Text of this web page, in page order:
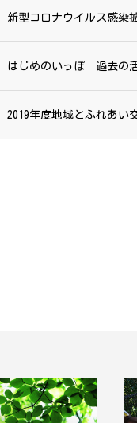
新型コロナウイルス感染
はじめのいっぽ 過去の
2019年度地域とふれあい